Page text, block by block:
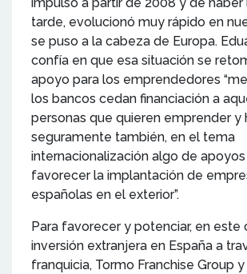
impulso a partir de 2008 y de
tarde, evolucionó muy rápido en
se puso a la cabeza de Europa.
confía en que esa situación se
apoyo para los emprendedores
los bancos cedan financiación a
personas que quieren emprender y
seguramente también, en el tema
internacionalización algo de
favorecer la implantación de
españolas en el exterior”.
Para favorecer y potenciar, en este
inversión extranjera en España a
franquicia, Tormo Franchise Group